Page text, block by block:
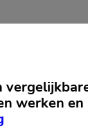
werken